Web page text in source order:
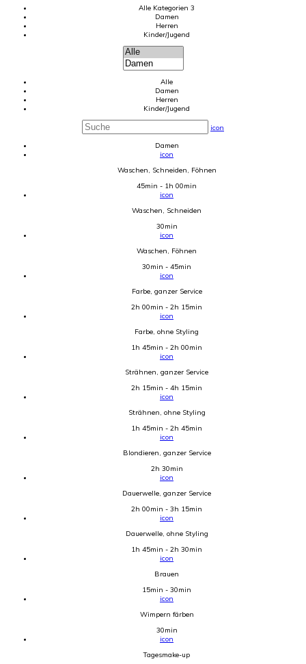
Alle Kategorien 3
Damen
Herren
Kinder/Jugend
Alle
Damen
Herren
Kinder/Jugend
icon
Damen
icon
Waschen, Schneiden, Föhnen
45min - 1h 00min
icon
Waschen, Schneiden
30min
icon
Waschen, Föhnen
30min - 45min
icon
Farbe, ganzer Service
2h 00min - 2h 15min
icon
Farbe, ohne Styling
1h 45min - 2h 00min
icon
Strähnen, ganzer Service
2h 15min - 4h 15min
icon
Strähnen, ohne Styling
1h 45min - 2h 45min
icon
Blondieren, ganzer Service
2h 30min
icon
Dauerwelle, ganzer Service
2h 00min - 3h 15min
icon
Dauerwelle, ohne Styling
1h 45min - 2h 30min
icon
Brauen
15min - 30min
icon
Wimpern färben
30min
icon
Tagesmake-up